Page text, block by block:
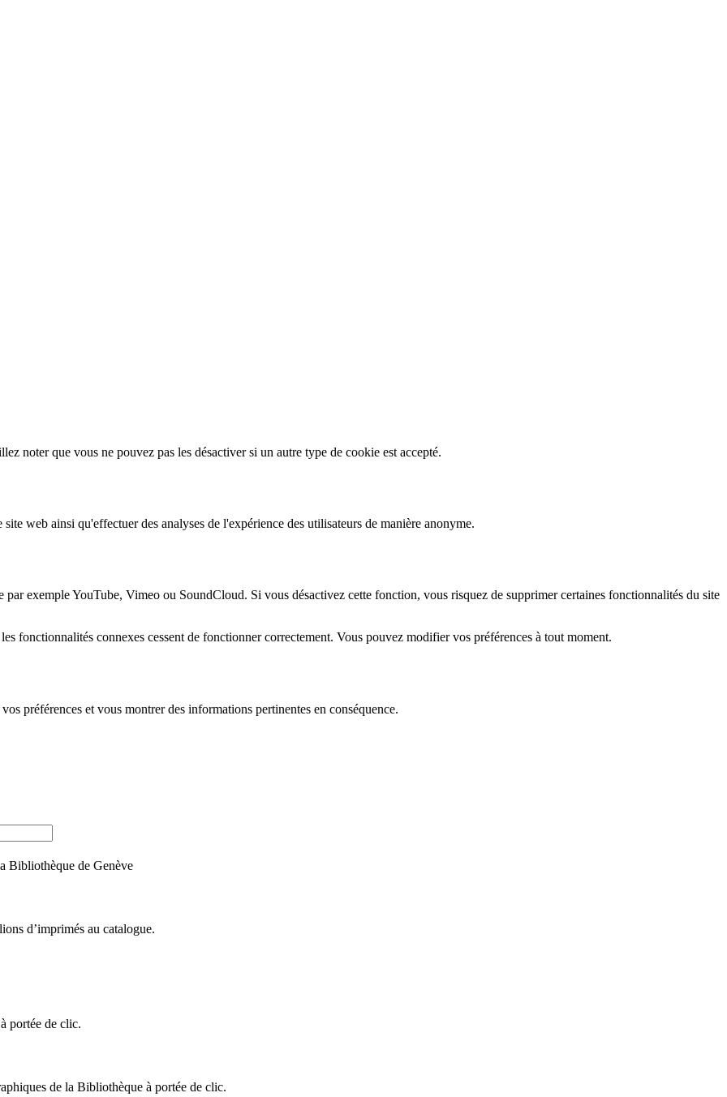
noter que vous ne pouvez pas les désactiver si un autre type de cookie est accepté.
web ainsi qu'effectuer des analyses de l'expérience des utilisateurs de manière anonyme.
exemple YouTube, Vimeo ou SoundCloud. Si vous désactivez cette fonction, vous risquez de supprimer certaines fonctionnalités du site
fonctionnalités connexes cessent de fonctionner correctement. Vous pouvez modifier vos préférences à tout moment.
préférences et vous montrer des informations pertinentes en conséquence.
Bibliothèque de Genève
d’imprimés au catalogue.
portée de clic.
de la Bibliothèque à portée de clic.